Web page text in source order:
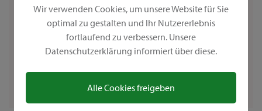
Wir verwenden Cookies, um unsere Website für Sie
optimal zu gestalten und Ihr Nutzererlebnis
fortlaufend zu verbessern. Unsere
Datenschutzerklärung informiert über diese.
Alle Cookies freigeben
3D-Bilderrahmen als Geschenk
zum Vatertag
GONIS Beraterinnen haben noch weitere schöne
Geschenkideen...